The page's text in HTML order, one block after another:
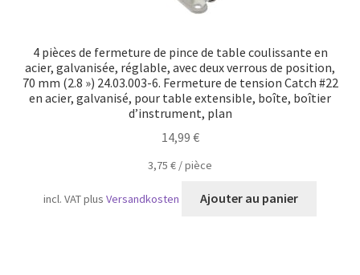
4 pièces de fermeture de pince de table coulissante en
acier, galvanisée, réglable, avec deux verrous de position,
70 mm (2.8 ») 24.03.003-6. Fermeture de tension Catch #22
en acier, galvanisé, pour table extensible, boîte, boîtier
d’instrument, plan
14,99 €
3,75 € /pièce
incl. VATplusVersandkosten Ajouter au panier